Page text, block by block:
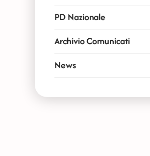
PD Nazionale
Archivio Comunicati
News